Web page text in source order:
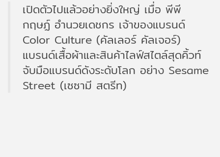
เปิดตัวไปแล้วอย่างยิ่งใหญ่ เมื่อ พีพี
กฤษฏ์ อำนวยเดชกร เจ้าของแบรนด์
Color Culture (คัลเลอร์ คัลเจอร์)
แบรนด์เสื้อผ้าและสินค้าไลฟ์สไตล์สุดคิ้วท์
จับมือแบรนด์ดังระดับโลก อย่าง Sesame
Street (เซซามี สตรีท)